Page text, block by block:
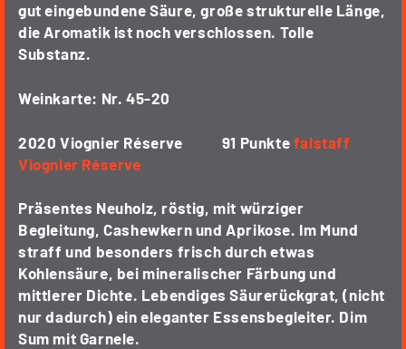
gut eingebundene Säure, große strukturelle Länge,
die Aromatik ist noch verschlossen. Tolle
Substanz.
Weinkarte: Nr. 45-20
2020 Viognier Réserve 91 Punkte falstaff
Viognier Réserve
Präsentes Neuholz, röstig, mit würziger
Begleitung, Cashewkern und Aprikose. Im Mund
straff und besonders frisch durch etwas
Kohlensäure, bei mineralischer Färbung und
mittlerer Dichte. Lebendiges Säurerückgrat, (nicht
nur dadurch) ein eleganter Essensbegleiter. Dim
Sum mit Garnele.